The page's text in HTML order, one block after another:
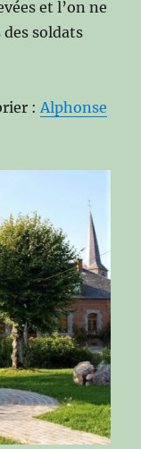
et l’on ne
soldats
:Alphonse